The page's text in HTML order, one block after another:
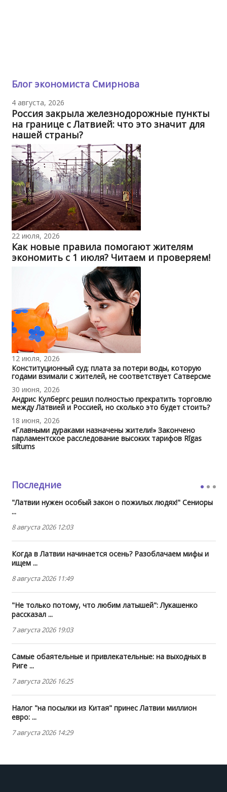
Блог экономиста Смирнова
4 августа, 2026
Россия закрыла железнодорожные пункты
на границе с Латвией: что это значит для
нашей страны?
22 июля, 2026
Как новые правила помогают жителям
экономить с 1 июля? Читаем и проверяем!
12 июля, 2026
Конституционный суд: плата за потери воды, которую
годами взимали с жителей, не соответствует Сатверсме
30 июня, 2026
Андрис Кулбергс решил полностью прекратить торговлю
между Латвией и Россией, но сколько это будет стоить?
18 июня, 2026
«Главными дураками назначены жители!» Закончено
парламентское расследование высоких тарифов Rīgas
siltums
Последние
"Латвии нужен особый закон о пожилых людях!" Сениоры
...
8 августа 2026 12:03
Когда в Латвии начинается осень? Разоблачаем мифы и
ищем ...
8 августа 2026 11:49
"Не только потому, что любим латышей": Лукашенко
рассказал ...
7 августа 2026 19:03
Самые обаятельные и привлекательные: на выходных в
Риге ...
7 августа 2026 16:25
Налог "на посылки из Китая" принес Латвии миллион
евро: ...
7 августа 2026 14:29